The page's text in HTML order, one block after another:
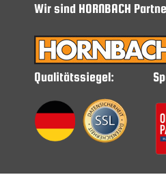
Wir sind HORNBACH
Qualitätssiegel: